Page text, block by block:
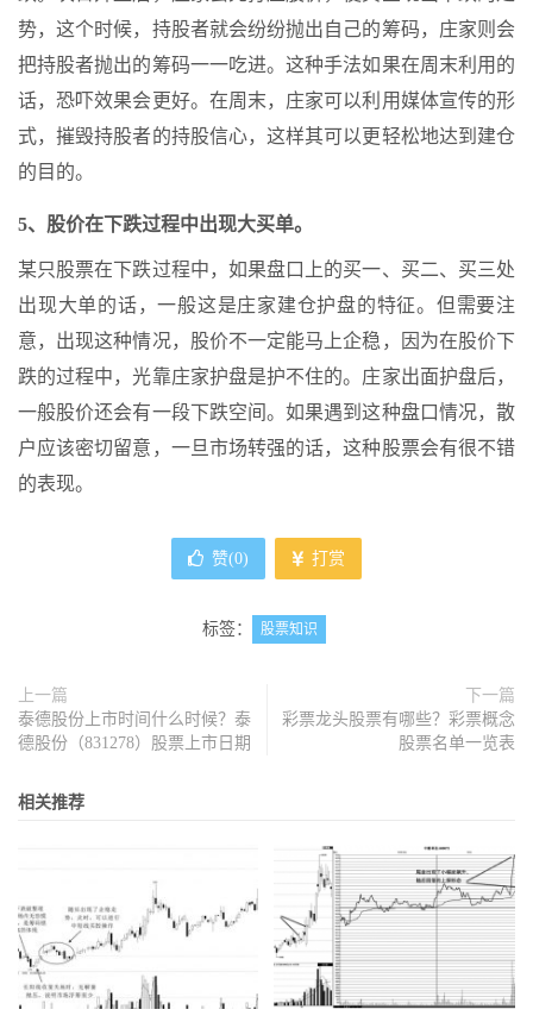
势，这个时候，持股者就会纷纷抛出自己的筹码，庄家则会
把持股者抛出的筹码一一吃进。这种手法如果在周末利用的
话，恐吓效果会更好。在周末，庄家可以利用媒体宣传的形
式，摧毁持股者的持股信心，这样其可以更轻松地达到建仓
的目的。
5、股价在下跌过程中出现大买单。
某只股票在下跌过程中，如果盘口上的买一、买二、买三处
出现大单的话，一般这是庄家建仓护盘的特征。但需要注
意，出现这种情况，股价不一定能马上企稳，因为在股价下
跌的过程中，光靠庄家护盘是护不住的。庄家出面护盘后，
一般股价还会有一段下跌空间。如果遇到这种盘口情况，散
户应该密切留意，一旦市场转强的话，这种股票会有很不错
的表现。
赞(0) 打赏
标签： 股票知识
上一篇
泰德股份上市时间什么时候？泰
德股份（831278）股票上市日期
下一篇
彩票龙头股票有哪些？彩票概念
股票名单一览表
相关推荐